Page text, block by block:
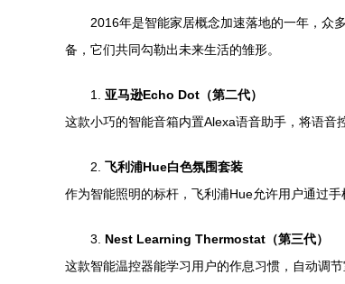
2016年是智能家居概念加速落地的一年，众
备，它们共同勾勒出未来生活的雏形。
1. 亚马逊Echo Dot（第二代）
这款小巧的智能音箱内置Alexa语音助手，将语音
2. 飞利浦Hue白色氛围套装
作为智能照明的标杆，飞利浦Hue允许用户通过
3. Nest Learning Thermostat（第三代）
这款智能温控器能学习用户的作息习惯，自动调